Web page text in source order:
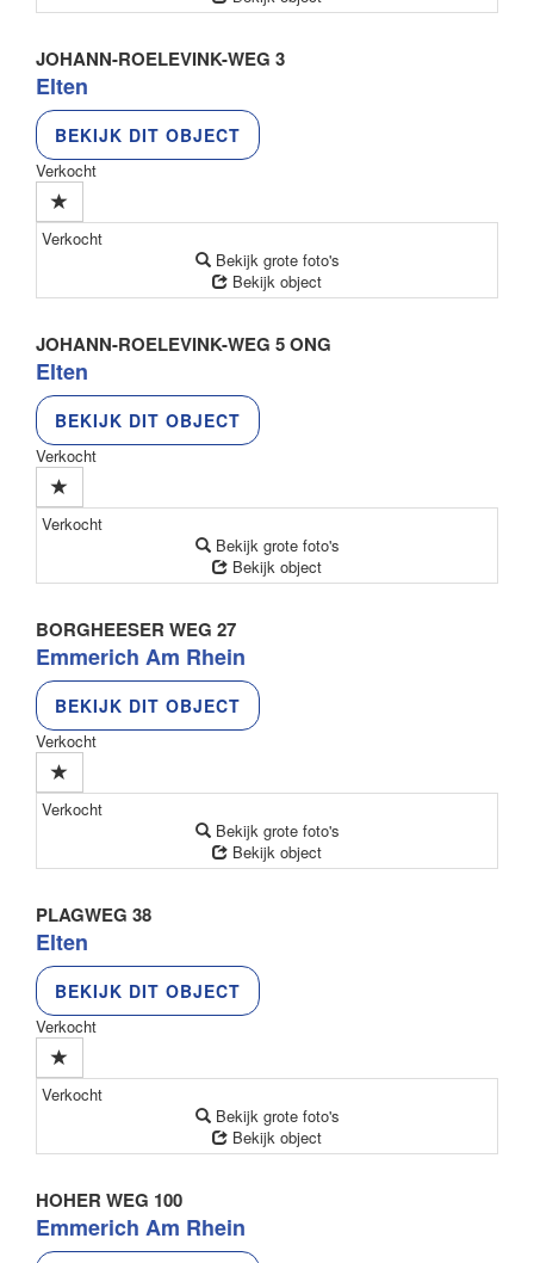
JOHANN-ROELEVINK-WEG 3
Elten
BEKIJK DIT OBJECT
Verkocht
Verkocht
Bekijk grote foto's
Bekijk object
JOHANN-ROELEVINK-WEG 5 ONG
Elten
BEKIJK DIT OBJECT
Verkocht
Verkocht
Bekijk grote foto's
Bekijk object
BORGHEESER WEG 27
Emmerich Am Rhein
BEKIJK DIT OBJECT
Verkocht
Verkocht
Bekijk grote foto's
Bekijk object
PLAGWEG 38
Elten
BEKIJK DIT OBJECT
Verkocht
Verkocht
Bekijk grote foto's
Bekijk object
HOHER WEG 100
Emmerich Am Rhein